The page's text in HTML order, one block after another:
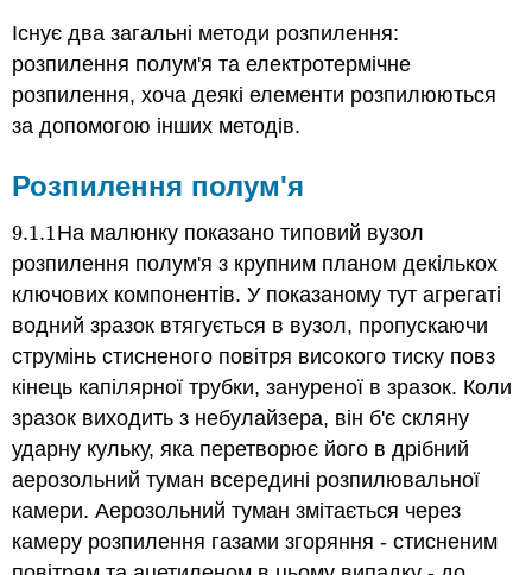
Існує два загальні методи розпилення:
розпилення полум'я та електротермічне
розпилення, хоча деякі елементи розпилюються
за допомогою інших методів.
Розпилення полум'я
9.1.1
9.1.1На малюнку показано типовий вузол
розпилення полум'я з крупним планом декількох
ключових компонентів. У показаному тут агрегаті
водний зразок втягується в вузол, пропускаючи
струмінь стисненого повітря високого тиску повз
кінець капілярної трубки, зануреної в зразок. Коли
зразок виходить з небулайзера, він б'є скляну
ударну кульку, яка перетворює його в дрібний
аерозольний туман всередині розпилювальної
камери. Аерозольний туман змітається через
камеру розпилення газами згоряння - стисненим